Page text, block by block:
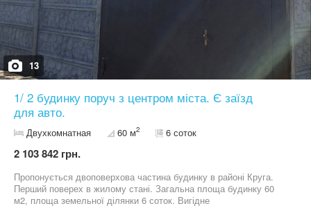
13
1/ 2 будинку поруч з центром міста. Є заїзд
для авто.
Двухкомнатная 60 м2 6 соток
2 103 842 грн.
Пропонується двоповерхова частина будинку в районі Круга.
Перший поверех в жилому стані. Загальна площа будинку 60
м2, площа земельної ділянки 6 соток. Вигідне